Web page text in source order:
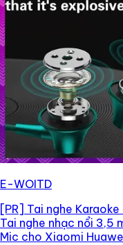
E-WOITD
[PR] Tai nghe
Tai nghe nhạc nổi 3,5
Mic cho Xiaomi